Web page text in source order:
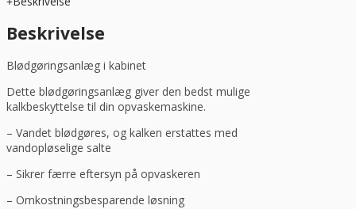
antal
Beskrivelse
Blødgøringsanlæg i kabinet
Dette blødgøringsanlæg giver den bedst mulige
kalkbeskyttelse til din opvaskemaskine.
– Vandet blødgøres, og kalken erstattes med
vandopløselige salte
– Sikrer færre eftersyn på opvaskeren
– Omkostningsbesparende løsning